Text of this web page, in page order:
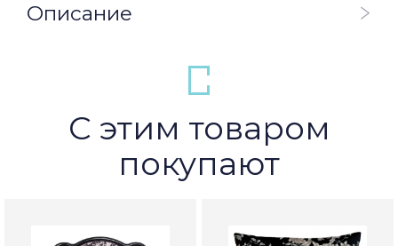
Описание
С этим товаром
покупают